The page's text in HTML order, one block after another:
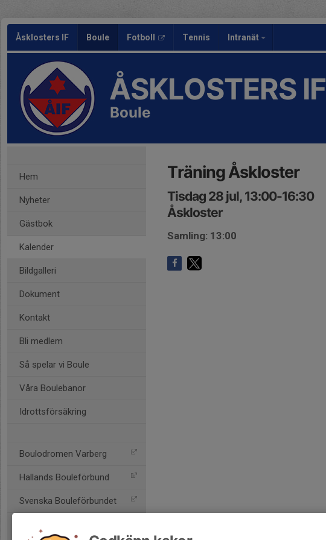
Åsklosters IF Boule Fotboll Tennis Intranät
ÅSKLOSTERS IF
Boule
Hem
Nyheter
Gästbok
Kalender
Bildgalleri
Dokument
Kontakt
Bli medlem
Så spelar vi Boule
Våra Boulebanor
Idrottsförsäkring
Boulodromen Varberg
Hallands Bouleförbund
Svenska Bouleförbundet
Träning Åskloster
Tisdag 28 jul, 13:00-16:30
Åskloster
Samling: 13:00